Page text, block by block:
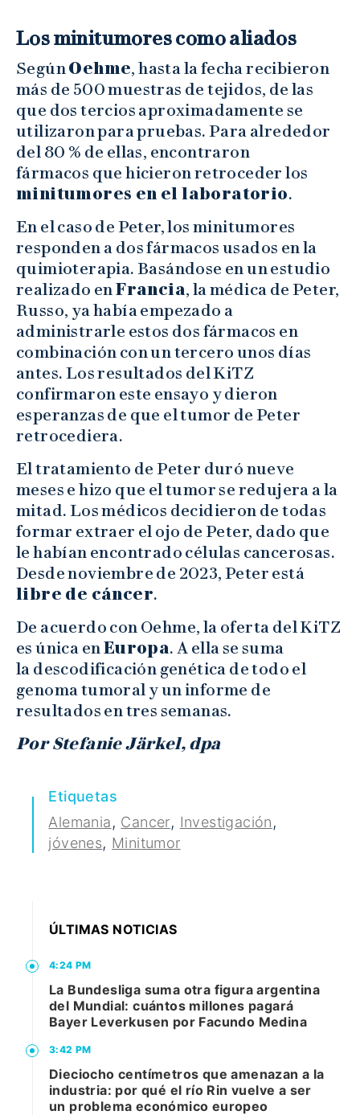
Los minitumores como aliados
SegúnOehme, hasta la fecha recibieron
más de 500 muestras de tejidos, de las
que dos tercios aproximadamente se
utilizaron para pruebas. Para alrededor
del 80 % de ellas, encontraron
fármacos que hicieron retroceder los
minitumores en el laboratorio.
En el caso de Peter, los minitumores
responden a dos fármacos usados en la
quimioterapia. Basándose en un estudio
realizado enFrancia, la médica de Peter,
Russo, ya había empezado a
administrarle estos dos fármacos en
combinación con un tercero unos días
antes. Los resultados del KiTZ
confirmaron este ensayo y dieron
esperanzas de que el tumor de Peter
retrocediera.
El tratamiento de Peter duró nueve
meses e hizo que el tumor se redujera a la
mitad. Los médicos decidieron de todas
formar extraer el ojo de Peter, dado que
le habían encontrado células cancerosas.
Desde noviembre de 2023, Peter está
libre de cáncer.
De acuerdo con Oehme, la oferta del KiTZ
es única enEuropa. A ella se suma
la descodificación genética de todo el
genoma tumoral y un informe de
resultados en tres semanas.
Por Stefanie Järkel, dpa
Etiquetas
Alemania, Cancer, Investigación,
jóvenes, Minitumor
ÚLTIMAS NOTICIAS
4:24 PM
La Bundesliga suma otra figura argentina
del Mundial: cuántos millones pagará
Bayer Leverkusen por Facundo Medina
3:42 PM
Dieciocho centímetros que amenazan a la
industria: por qué el río Rin vuelve a ser
un problema económico europeo